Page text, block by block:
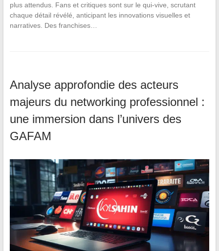
plus attendus. Fans et critiques sont sur le qui-vive, scrutant
chaque détail révélé, anticipant les innovations visuelles et
narratives. Des franchises…
Analyse approfondie des acteurs
majeurs du networking professionnel :
une immersion dans l’univers des
GAFAM